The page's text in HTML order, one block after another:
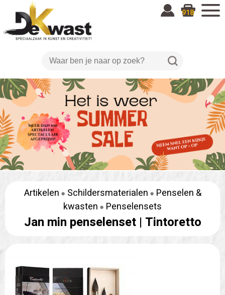
918
Artikelen Schildersmaterialen
Penselen &
kwasten
Penselensets
Jan min penselenset | Tintoretto